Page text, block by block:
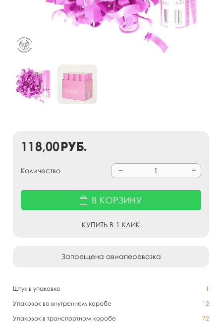
Штук в упаковке
1
Упаковок во внутреннем коробе
12
Упаковок в транспортном коробе
72
118,00руб.
Количество
В КОРЗИНУ
КУПИТЬ В 1 КЛИК
Запрещена авиаперевозка